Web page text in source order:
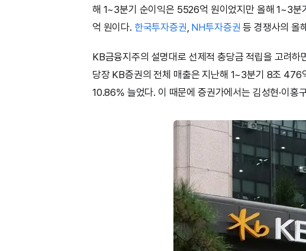
해 1~3분기 순이익은 5526억 원이었지만 올해 1~3
억 원이다. 한국투자증권 NH투자증권 등 경쟁사의 올
KB금융지주의 설명대로 선제적 충당금 적립을 고려
당장 KB증권의 전체 매출은 지난해 1~3분기 8조
10.86% 늘었다. 이 때문에 증권가에서는 김성현·이홍